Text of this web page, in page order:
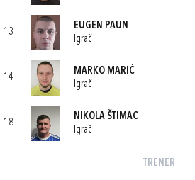
13
EUGEN PAUN
Igrač
14
MARKO MARIĆ
Igrač
18
NIKOLA ŠTIMAC
Igrač
TRENER